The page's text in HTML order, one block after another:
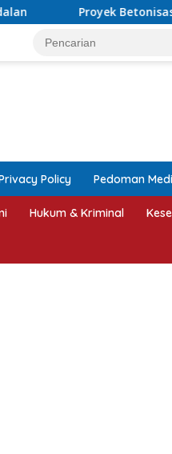
Jalan Rusak
Policy Pedoman
Hukum & Kriminal